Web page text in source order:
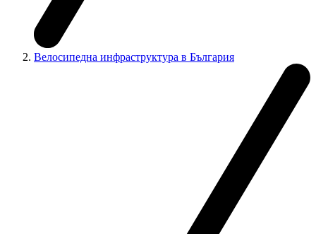
Велосипедна инфраструктура в България